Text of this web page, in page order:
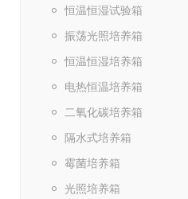
恒温恒湿试验箱
振荡光照培养箱
恒温恒湿培养箱
电热恒温培养箱
二氧化碳培养箱
隔水式培养箱
霉菌培养箱
光照培养箱